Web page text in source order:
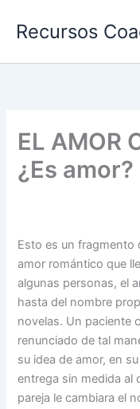
Recursos
EL AMOR
¿Es amor?
Esto es un fragmento
amor romántico que
algunas personas, el
hasta del nombre
novelas. Un paciente
renunciado de tal
su idea de amor, en
entrega sin medida al
pareja le cambiara el